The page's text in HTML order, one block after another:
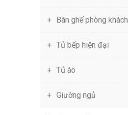
Bàn ghế phòng khách
Tủ bếp hiện đại
Tủ áo
Giường ngủ